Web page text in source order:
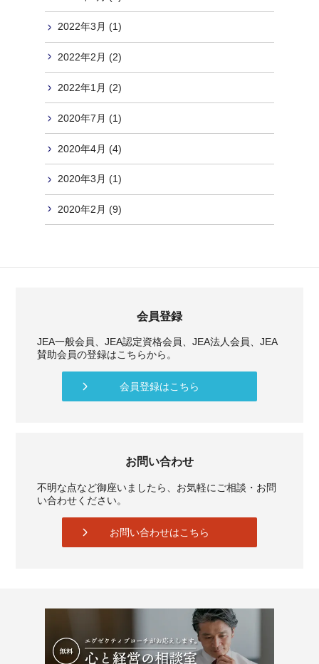
2022年3月 (1)
2022年2月 (2)
2022年1月 (2)
2020年7月 (1)
2020年4月 (4)
2020年3月 (1)
2020年2月 (9)
会員登録
JEA一般会員、JEA認定資格会員、JEA法人会員、JEA
賛助会員の登録はこちらから。
会員登録はこちら
お問い合わせ
不明な点など御座いましたら、お気軽にご相談・お問
い合わせください。
お問い合わせはこちら